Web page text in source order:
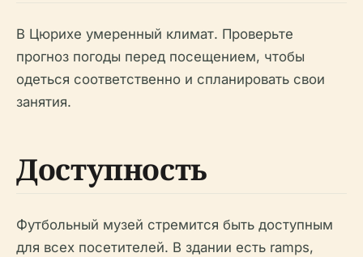
В Цюрихе умеренный климат. Проверьте
прогноз погоды перед посещением, чтобы
одеться соответственно и спланировать свои
занятия.
Доступность
Футбольный музей стремится быть доступным
для всех посетителей. В здании есть ramps,